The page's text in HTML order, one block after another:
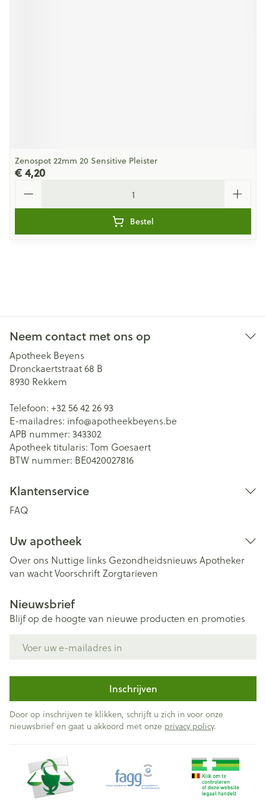
Zenospot 22mm 20 Sensitive Pleister
€ 4,20
Bestel
Neem contact met ons op
Apotheek Beyens
Dronckaertstraat 68 B
8930 Rekkem
Telefoon: +32 56 42 26 93
E-mailadres: info@apotheekbeyens.be
APB nummer: 343302
Apotheek titularis: Tom Goesaert
BTW nummer: BE0420027816
Klantenservice
FAQ
Uw apotheek
Over ons Nuttige links Gezondheidsnieuws Apotheker
van wachtVoorschriftZorgtarieven
Nieuwsbrief
Blijf op de hoogte van nieuwe producten en promoties
Inschrijven
Door op inschrijven te klikken, schrijft u zich in voor onze
nieuwsbrief en gaat u akkoord met onze privacy policy.